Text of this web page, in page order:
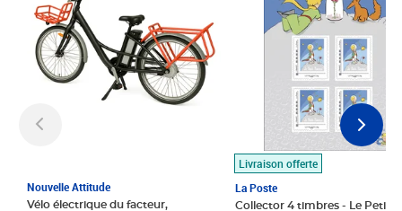
Nouvelle Attitude
Vélo électrique du facteur,
Livraison offerte
La Poste
Collector 4 timbres - Le Petit